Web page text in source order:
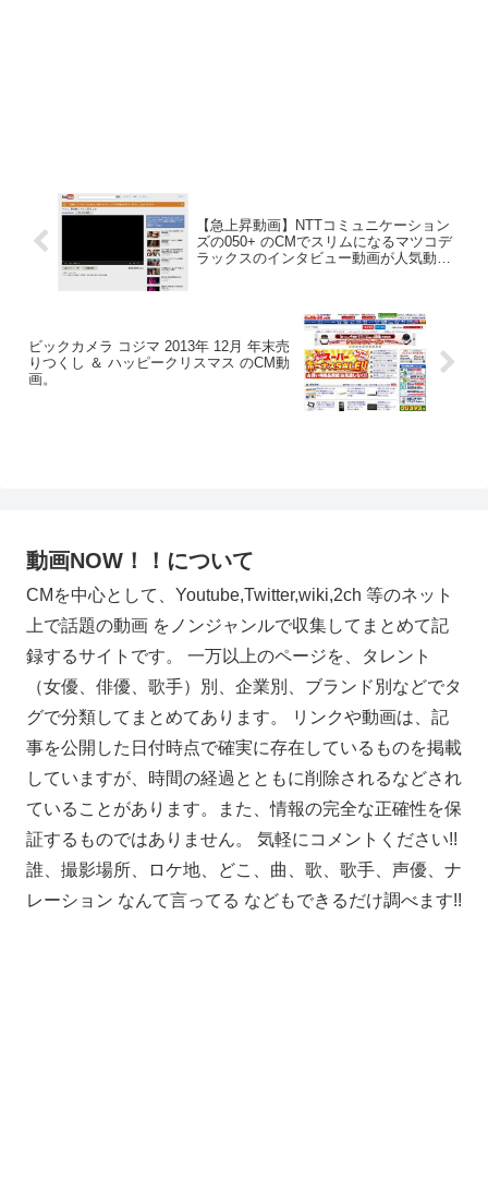
【急上昇動画】NTTコミュニケーション
ズの050+ のCMでスリムになるマツコデ
ラックスのインタビュー動画が人気動画
ビックカメラ コジマ 2013年 12月 年末売
りつくし ＆ ハッピークリスマス のCM動
画。
動画NOW！！について
CMを中心として、Youtube,Twitter,wiki,2ch 等のネット
上で話題の動画 をノンジャンルで収集してまとめて記
録するサイトです。 一万以上のページを、タレント
（女優、俳優、歌手）別、企業別、ブランド別などでタ
グで分類してまとめてあります。 リンクや動画は、記
事を公開した日付時点で確実に存在しているものを掲載
していますが、時間の経過とともに削除されるなどされ
ていることがあります。また、情報の完全な正確性を保
証するものではありません。 気軽にコメントください!!
誰、撮影場所、ロケ地、どこ、曲、歌、歌手、声優、ナ
レーション なんて言ってる などもできるだけ調べます!!